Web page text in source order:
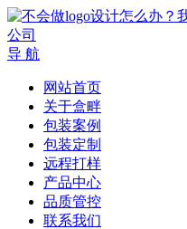
导 航
网站首页
关于盒畔
包装案例
包装定制
远程打样
产品中心
品质管控
联系我们